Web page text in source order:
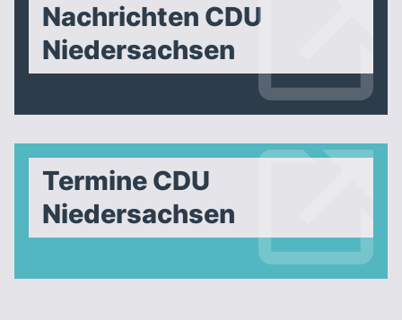
Nachrichten CDU
Niedersachsen
Termine CDU
Niedersachsen